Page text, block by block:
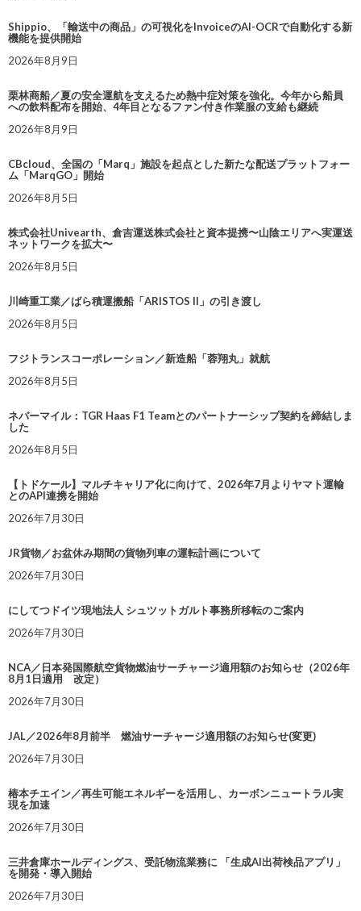
Shippio、「輸送中の商品」の可視化をInvoiceのAI-OCRで自動化する新
機能を提供開始
2026年8月9日
栗林商船／夏の安全運航を支えるため熱中症対策を強化。今年から船員
への飲料配布を開始、4年目となるファン付き作業服の支給も継続
2026年8月9日
CBcloud、全国の「Marq」施設を起点とした新たな配送プラットフォー
ム「MarqGO」開始
2026年8月5日
株式会社Univearth、倉吉運送株式会社と資本提携〜山陰エリアへ実運送
ネットワークを拡大〜
2026年8月5日
川崎重工業／ばら積運搬船「ARISTOS II」の引き渡し
2026年8月5日
フジトランスコーポレーション／新造船「蓉翔丸」就航
2026年8月5日
ネバーマイル：TGR Haas F1 Teamとのパートナーシップ契約を締結しま
した
2026年8月5日
【トドケール】マルチキャリア化に向けて、2026年7月よりヤマト運輸
とのAPI連携を開始
2026年7月30日
JR貨物／お盆休み期間の貨物列車の運転計画について
2026年7月30日
にしてつドイツ現地法人 シュツットガルト事務所移転のご案内
2026年7月30日
NCA／日本発国際航空貨物燃油サーチャージ適用額のお知らせ（2026年
8月1日適用 改定）
2026年7月30日
JAL／2026年8月前半 燃油サーチャージ適用額のお知らせ(変更)
2026年7月30日
椿本チエイン／再生可能エネルギーを活用し、カーボンニュートラル実
現を加速
2026年7月30日
三井倉庫ホールディングス、受託物流業務に 「生成AI出荷検品アプリ」
を開発・導入開始
2026年7月30日